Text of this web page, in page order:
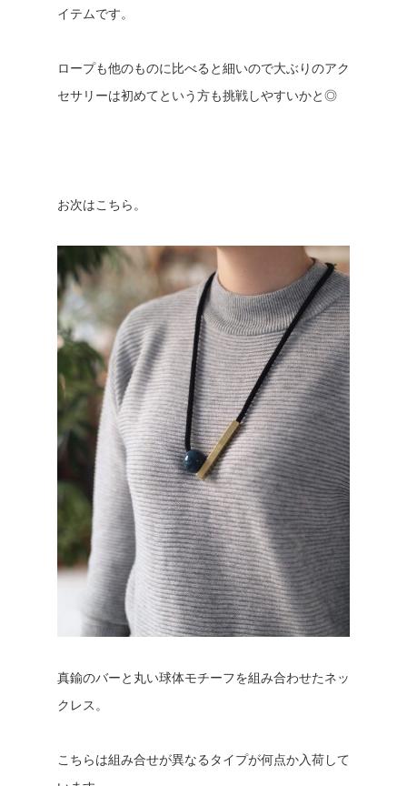
イテムです。
ロープも他のものに比べると細いので大ぶりのアク
セサリーは初めてという方も挑戦しやすいかと◎
お次はこちら。
真鍮のバーと丸い球体モチーフを組み合わせたネッ
クレス。
こちらは組み合せが異なるタイプが何点か入荷して